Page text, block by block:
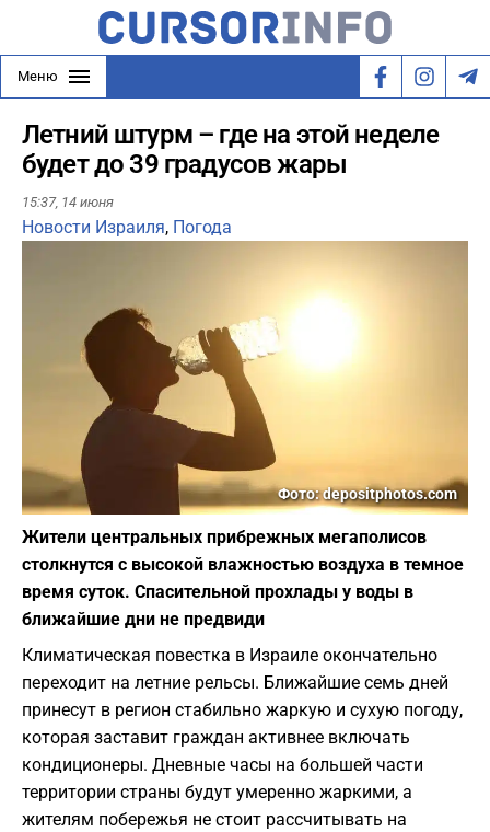
Меню
Летний штурм – где на этой неделе
будет до 39 градусов жары
15:37, 14 июня
Новости Израиля, Погода
Фото: depositphotos.com
Жители центральных прибрежных мегаполисов
столкнутся с высокой влажностью воздуха в темное
время суток. Спасительной прохлады у воды в
ближайшие дни не предвиди
Климатическая повестка в Израиле окончательно
переходит на летние рельсы. Ближайшие семь дней
принесут в регион стабильно жаркую и сухую погоду,
которая заставит граждан активнее включать
кондиционеры. Дневные часы на большей части
территории страны будут умеренно жаркими, а
жителям побережья не стоит рассчитывать на